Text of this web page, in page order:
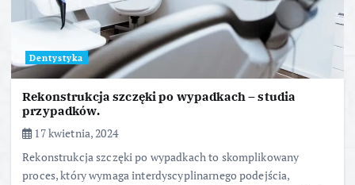
Dentystyka
Rekonstrukcja szczęki po wypadkach – studia
przypadków.
17 kwietnia, 2024
Rekonstrukcja szczęki po wypadkach to skomplikowany
proces, który wymaga interdyscyplinarnego podejścia,